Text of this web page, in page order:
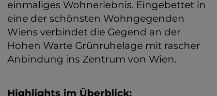
einmaliges Wohnerlebnis. Eingebettet in
eine der schönsten Wohngegenden
Wiens verbindet die Gegend an der
Hohen Warte Grünruhelage mit rascher
Anbindung ins Zentrum von Wien.
Highlights im Überblick: